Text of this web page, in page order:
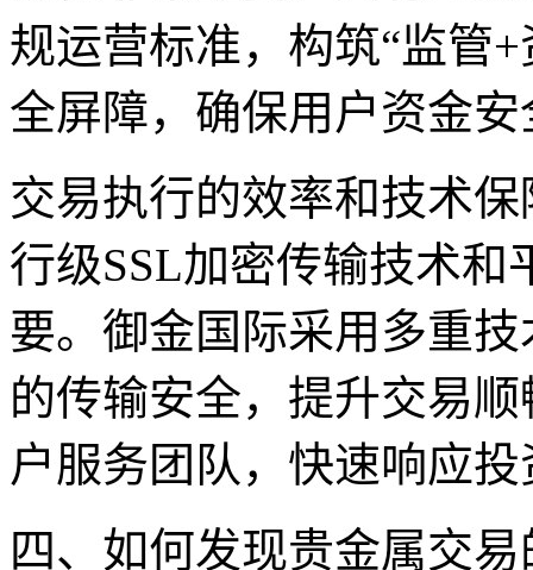
规运营标准，构筑“监管
全屏障，确保用户资金
交易执行的效率和技术
行级SSL加密传输技术
要。御金国际采用多重
的传输安全，提升交易
户服务团队，快速响应
四、如何发现贵金属交